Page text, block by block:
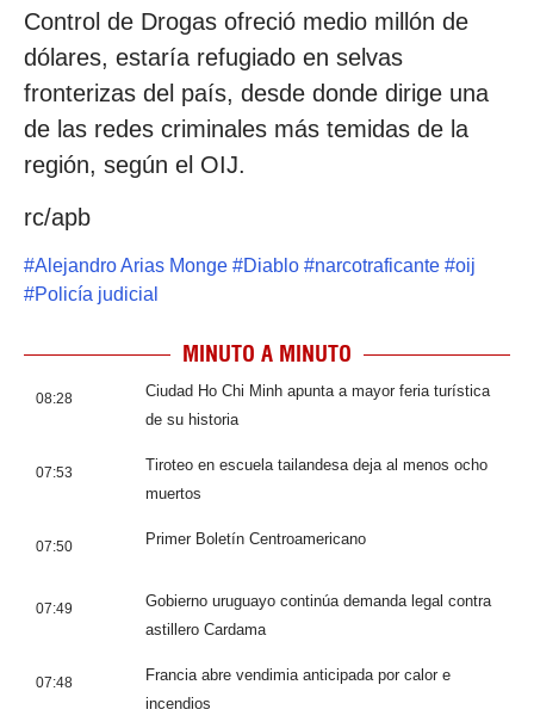
Control de Drogas ofreció medio millón de
dólares, estaría refugiado en selvas
fronterizas del país, desde donde dirige una
de las redes criminales más temidas de la
región, según el OIJ.
rc/apb
#Alejandro Arias Monge #Diablo #narcotraficante #oij
#Policía judicial
MINUTO A MINUTO
08:28
Ciudad Ho Chi Minh apunta a mayor feria turística
de su historia
07:53
Tiroteo en escuela tailandesa deja al menos ocho
muertos
07:50 Primer Boletín Centroamericano
07:49
Gobierno uruguayo continúa demanda legal contra
astillero Cardama
07:48
Francia abre vendimia anticipada por calor e
incendios